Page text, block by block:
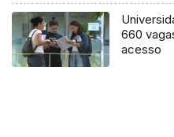
660
acesso